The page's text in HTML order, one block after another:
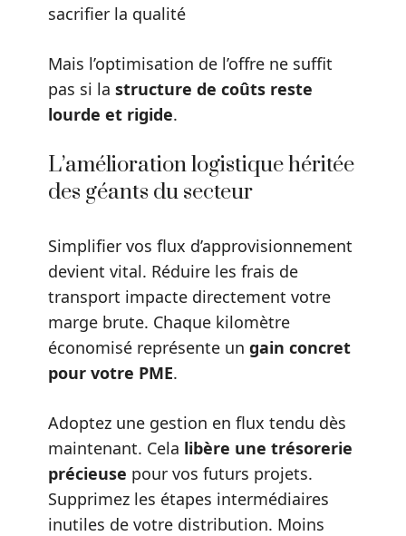
sacrifier la qualité
Mais l’optimisation de l’offre ne suffit
pas si la structure de coûts reste
lourde et rigide.
L’amélioration logistique héritée
des géants du secteur
Simplifier vos flux d’approvisionnement
devient vital. Réduire les frais de
transport impacte directement votre
marge brute. Chaque kilomètre
économisé représente un gain concret
pour votre PME.
Adoptez une gestion en flux tendu dès
maintenant. Cela libère une trésorerie
précieuse pour vos futurs projets.
Supprimez les étapes intermédiaires
inutiles de votre distribution. Moins